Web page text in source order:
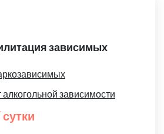
зависимых
зависимости